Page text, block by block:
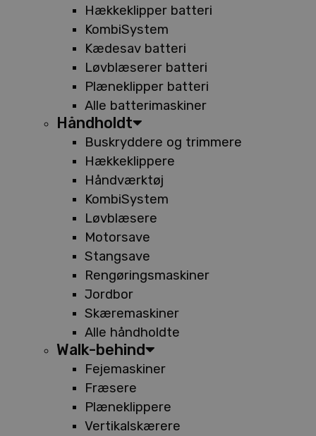
Hækkeklipper batteri
KombiSystem
Kædesav batteri
Løvblæserer batteri
Plæneklipper batteri
Alle batterimaskiner
Håndholdt
Buskryddere og trimmere
Hækkeklippere
Håndværktøj
KombiSystem
Løvblæsere
Motorsave
Stangsave
Rengøringsmaskiner
Jordbor
Skæremaskiner
Alle håndholdte
Walk-behind
Fejemaskiner
Fræsere
Plæneklippere
Vertikalskærere